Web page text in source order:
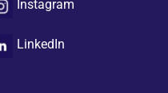
Instagram
LinkedIn